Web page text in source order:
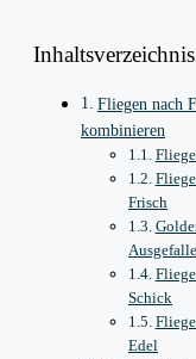
Inhaltsverzeichnis
Fliegen nach
kombinieren
Frisch
Schick
Edel